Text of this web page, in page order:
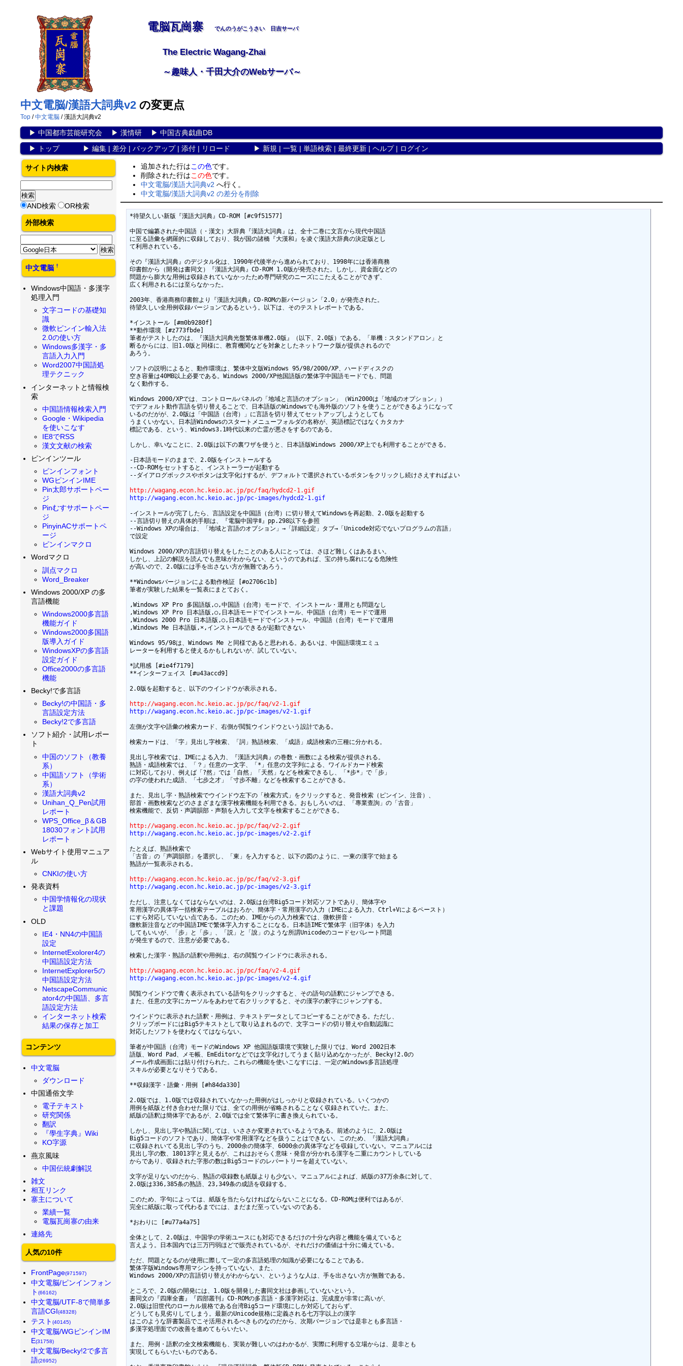
電脳瓦崗寨 でんのうがこうさい 日吉サーバ
The Electric Wagang-Zhai
～趣味人・千田大介のWebサーバ～
中文電脳/漢語大詞典v2の変更点
Top/中文電脳/ 漢語大詞典v2
▶ 中国都市芸能研究会▶ 漢情研▶ 中国古典戯曲DB
▶
トップ▶ 編集| 差分| バックアップ| 添付| リロード ▶ 新規 | 一覧| 単語検索| 最終更新| ヘルプ| ログイン
追加された行はこの色です。
削除された行はこの色です。
中文電脳/漢語大詞典v2 へ行く。
中文電脳/漢語大詞典v2 の差分を削除
*待望久しい新版『漢語大詞典』CD-ROM [#c9f51577]
中国で編纂された中国語（・漢文）大辞典『漢語大詞典』は、全十二巻に文言から現代中国語
に至る語彙を網羅的に収録しており、我が国の諸橋『大漢和』を凌ぐ漢語大辞典の決定版とし
て利用されている。
その『漢語大詞典』のデジタル化は、1990年代後半から進められており、1998年には香港商務
印書館から（開発は書同文）『漢語大詞典』CD-ROM 1.0版が発売された。しかし、資金面などの
問題から膨大な用例は収録されていなかったため専門研究のニーズにこたえることができず、
広く利用されるには至らなかった。
2003年、香港商務印書館より『漢語大詞典』CD-ROMの新バージョン「2.0」が発売された。
待望久しい全用例収録バージョンであるという。以下は、そのテストレポートである。
*インストール [#m0b9280f]
**動作環境 [#z773fbde]
筆者がテストしたのは、『漢語大詞典光盤繁体単機2.0版』（以下、2.0版）である。「単機：スタンドアロン」と
断るからには、旧1.0版と同様に、教育機関などを対象としたネットワーク版が提供されるので
あろう。
ソフトの説明によると、動作環境は、繁体中文版Windows 95/98/2000/XP、ハードディスクの
空き容量は40MB以上必要である。Windows 2000/XP他国語版の繁体字中国語モードでも、問題
なく動作する。
Windows 2000/XPでは、コントロールパネルの「地域と言語のオプション」（Win2000は「地域のオプション」）
でデフォルト動作言語を切り替えることで、日本語版のWindowsでも海外版のソフトを使うことができるようになって
いるのだがが、2.0版は「中国語（台湾）」に言語を切り替えてセットアップしようとしても
うまくいかない。日本語Windowsのスタートメニューフォルダの名称が、英語標記ではなくカタカナ
標記である、という、Windows3.1時代以来の亡霊が悪さをするのである。
しかし、幸いなことに、2.0版は以下の裏ワザを使うと、日本語版Windows 2000/XP上でも利用することができる。
-日本語モードのままで、2.0版をインストールする
--CD-ROMをセットすると、インストーラーが起動する
--ダイアログボックスやボタンは文字化けするが、デフォルトで選択されているボタンをクリックし続けさえすればよい
http://wagang.econ.hc.keio.ac.jp/pc/faq/hydcd2-1.gif
http://wagang.econ.hc.keio.ac.jp/pc-images/hydcd2-1.gif
-インストールが完了したら、言語設定を中国語（台湾）に切り替えてWindowsを再起動、2.0版を起動する
--言語切り替えの具体的手順は、『電脳中国学Ⅱ』pp.298以下を参照
--Windows XPの場合は、「地域と言語のオプション」→「詳細設定」タブ→「Unicode対応でないプログラムの言語」
で設定
Windows 2000/XPの言語切り替えをしたことのある人にとっては、さほど難しくはあるまい。
しかし、上記の解説を読んでも意味がわからない、というのであれば、宝の持ち腐れになる危険性
が高いので、2.0版には手を出さない方が無難であろう。
**Windowsバージョンによる動作検証 [#o2706c1b]
筆者が実験した結果を一覧表にまとておく。
,Windows XP Pro 多国語版,○,中国語（台湾）モードで、インストール・運用とも問題なし
,Windows XP Pro 日本語版,○,日本語モードでインストール、中国語（台湾）モードで運用
,Windows 2000 Pro 日本語版,○,日本語モードでインストール、中国語（台湾）モードで運用
,Windows Me 日本語版,×,インストールできるが起動できない
Windows 95/98は、Windows Me と同様であると思われる。あるいは、中国語環境エミュ
レーターを利用すると使えるかもしれないが、試していない。
*試用感 [#ie4f7179]
**インターフェイス [#u43accd9]
2.0版を起動すると、以下のウインドウが表示される。
http://wagang.econ.hc.keio.ac.jp/pc/faq/v2-1.gif
http://wagang.econ.hc.keio.ac.jp/pc-images/v2-1.gif
左側が文字や語彙の検索カード、右側が閲覧ウインドウという設計である。
検索カードは、「字」見出し字検索、「詞」熟語検索、「成語」成語検索の三種に分かれる。
見出し字検索では、IMEによる入力、『漢語大詞典』の巻数・画数による検索が提供される。
熟語・成語検索では、「？」任意の一文字、「*」任意の文字列による、ワイルドカード検索
に対応しており、例えば「?然」では「自然」「天然」などを検索できるし、「*步*」で「步」
の字の使われた成語、「七步之才」「寸步不離」などを検索することができる。
また、見出し字・熟語検索でウインドウ左下の「検索方式」をクリックすると、発音検索（ピンイン、注音）、
部首・画数検索などのさまざまな漢字検索機能を利用できる。おもしろいのは、「專業查詢」の「古音」
検索機能で、反切・声調韻部・声類を入力して文字を検索することができる。
http://wagang.econ.hc.keio.ac.jp/pc/faq/v2-2.gif
http://wagang.econ.hc.keio.ac.jp/pc-images/v2-2.gif
たとえば、熟語検索で
「古音」の「声調韻部」を選択し、「東」を入力すると、以下の図のように、一東の漢字で始まる
熟語が一覧表示される。
http://wagang.econ.hc.keio.ac.jp/pc/faq/v2-3.gif
http://wagang.econ.hc.keio.ac.jp/pc-images/v2-3.gif
ただし、注意しなくてはならないのは、2.0版は台湾Big5コード対応ソフトであり、簡体字や
常用漢字の異体字一括検索テーブルはおろか、簡体字・常用漢字の入力（IMEによる入力、Ctrl+Vによるペースト）
にすら対応していない点である。このため、IMEからの入力検索では、微軟拼音・
微軟新注音などの中国語IMEで繁体字入力することになる。日本語IMEで繁体字（旧字体）を入力
してもいいが、「步」と「歩」、「説」と「說」のような所謂Unicodeのコードセパレート問題
が発生するので、注意が必要である。
検索した漢字・熟語の語釈や用例は、右の閲覧ウインドウに表示される。
http://wagang.econ.hc.keio.ac.jp/pc/faq/v2-4.gif
http://wagang.econ.hc.keio.ac.jp/pc-images/v2-4.gif
閲覧ウインドウで青く表示されている語句をクリックすると、その語句の語釈にジャンプできる。
また、任意の文字にカーソルをあわせて右クリックすると、その漢字の釈字にジャンプする。
ウインドウに表示された語釈・用例は、テキストデータとしてコピーすることができる。ただし、
クリップボードにはBig5テキストとして取り込まれるので、文字コードの切り替えや自動認識に
対応したソフトを使わなくてはならない。
筆者が中国語（台湾）モードのWindows XP 他国語版環境で実験した限りでは、Word 2002日本
語版、Word Pad、メモ帳、EmEditorなどでは文字化けしてうまく貼り込めなかったが、Becky!2.0の
メール作成画面には貼り付けられた。これらの機能を使いこなすには、一定のWindows多言語処理
スキルが必要となりそうである。
**収録漢字・語彙・用例 [#h84da330]
2.0版では、1.0版では収録されていなかった用例がはしっかりと収録されている。いくつかの
用例を紙版と付き合わせた限りでは、全ての用例が省略されることなく収録されていた。また、
紙版の語釈は簡体字であるが、2.0版では全て繁体字に書き換えられている。
しかし、見出し字や熟語に関しては、いささか変更されているようである。前述のように、2.0版は
Big5コードのソフトであり、簡体字や常用漢字などを扱うことはできない。このため、『漢語大詞典』
に収録されいてる見出し字のうち、2000余の簡体字、6000余の異体字などを収録していない。マニュアルには
見出し字の数、18013字と見えるが、これはおそらく意味・発音が分かれる漢字を二重にカウントしている
からであり、収録された字形の数はBig5コードのレパートリーを超えていない。
文字が足りないのだから、熟語の収録数も紙版よりも少ない。マニュアルによれば、紙版の37万余条に対して、
2.0版は336,385条の熟語、23,349条の成語を収録する。
このため、字句によっては、紙版を当たらなければならないことになる。CD-ROMは便利ではあるが、
完全に紙版に取って代わるまでには、まだまだ至っていないのである。
*おわりに [#u77a4a75]
全体として、2.0版は、中国学の学術ユースにも対応できるだけの十分な内容と機能を備えていると
言えよう。日本国内では三万円弱ほどで販売されているが、それだけの価値は十分に備えている。
ただ、問題となるのが使用に際して一定の多言語処理の知識が必要になることである。
繁体字版Windows専用マシンを持っていない、また、
Windows 2000/XPの言語切り替えがわからない、というような人は、手を出さない方が無難である。
ところで、2.0版の開発には、1.0版を開発した書同文社は参画していないという。
書同文の『四庫全書』『四部叢刊』CD-ROMの多言語・多漢字対応は、完成度が非常に高いが、
2.0版は旧世代のローカル規格である台湾Big5コード環境にしか対応しておらず、
どうしても見劣りしてしまう。最新のUnicode規格に定義される七万字以上の漢字
はこのような辞書製品でこそ活用されるべきものなのだから、次期バージョンでは是非とも多言語・
多漢字処理面での改善を進めてもらいたい。
また、用例・語釈の全文検索機能も、実装が難しいのはわかるが、実際に利用する立場からは、是非とも
実現してもらいたいものである。
サイト内検索
AND検索 OR検索
外部検索
中文電脳 †
Windows中国語・多漢字
処理入門
文字コードの基礎知
識
微軟ピンイン輸入法
2.0の使い方
Windows多漢字・多
言語入力入門
Word2007中国語処
理テクニック
インターネットと情報検
索
中国語情報検索入門
Google・Wikipedia
を使いこなす
IE8でRSS
漢文文献の検索
ピンインツール
ピンインフォント
WGピンインIME
Pin太郎サポートペー
ジ
Pinむすサポートペー
ジ
PinyinACサポートペ
ージ
ピンインマクロ
Wordマクロ
訓点マクロ
Word_Breaker
Windows 2000/XP の多
言語機能
Windows2000多言語
機能ガイド
Windows2000多国語
版導入ガイド
WindowsXPの多言語
設定ガイド
Office2000の多言語
機能
Becky!で多言語
Becky!の中国語・多
言語設定方法
Becky!2で多言語
ソフト紹介・試用レポー
ト
中国のソフト（教養
系）
中国語ソフト（学術
系）
漢語大詞典v2
Unihan_Q_Pen試用
レポート
WPS_Office_β＆GB
18030フォント試用
レポート
Webサイト使用マニュア
ル
CNKIの使い方
発表資料
中国学情報化の現状
と課題
OLD
IE4・NN4の中国語
設定
InternetExolorer4の
中国語設定方法
InternetExplorer5の
中国語設定方法
NetscapeCommunic
ator4の中国語、多言
語設定方法
インターネット検索
結果の保存と加工
コンテンツ
中文電脳
ダウンロード
中国通俗文学
電子テキスト
研究関係
翻訳
『學生字典』Wiki
KO字源
燕京風味
中国伝統劇解説
雑文
相互リンク
寨主について
業績一覧
電脳瓦崗寨の由来
連絡先
人気の10件
FrontPage(971597)
中文電脳/ピンインフォン
ト(66162)
中文電脳/UTF-8で簡単多
言語CGI(48328)
テスト(40145)
中文電脳/WGピンインIM
E(31758)
中文電脳/Becky!2で多言
語(26952)